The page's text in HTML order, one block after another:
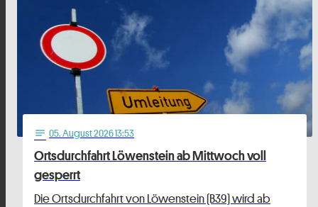
notes 05. August 2026 13:53
Ortsdurchfahrt Löwenstein ab Mittwoch voll
gesperrt
Die Ortsdurchfahrt von Löwenstein (B39) wird ab